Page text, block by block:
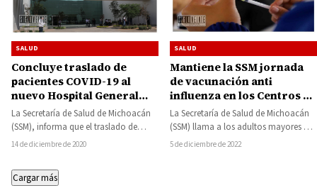
SALUD
Concluye traslado de
pacientes COVID-19 al
nuevo Hospital General
“Dr. Miguel Silva”
La Secretaría de Salud de Michoacán
(SSM), informa que el traslado de
pacientes COVID-19 al nuevo Hospital
14 de diciembre de 2020
SALUD
Mantiene la SSM jornada
de vacunación anti
influenza en los Centros de
Salud
La Secretaría de Salud de Michoacán
(SSM) llama a los adultos mayores a
vacunarse contra la influenza
5 de diciembre de 2022
Cargar más